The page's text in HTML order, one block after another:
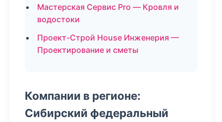
Мастерская Сервис Pro — Кровля и
водостоки
Проект-Строй House Инженерия —
Проектирование и сметы
Компании в регионе:
Сибирский федеральный